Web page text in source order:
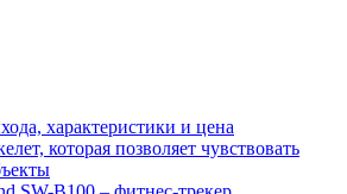
характеристики и цена
которая позволяет чувствовать